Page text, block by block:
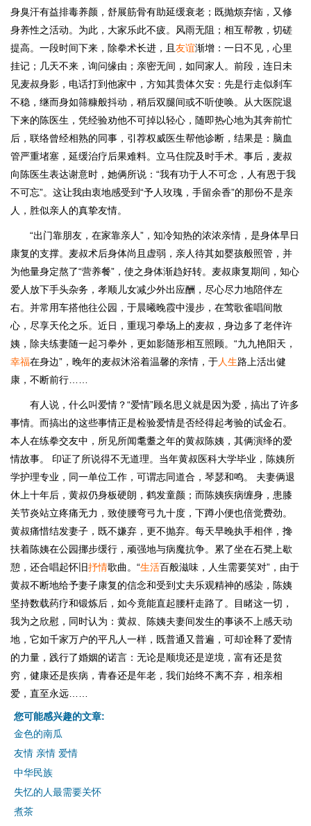
身臭汗有益排毒养颜，舒展筋骨有助延缓衰老；既抛烦弃恼，又修
身养性之活动。为此，大家乐此不疲。风雨无阻；相互帮教，切磋
提高。一段时间下来，除拳术长进，且 友谊渐增：一日不见，心里
挂记；几天不来，询问缘由；亲密无间，如同家人。前段，连日未
见麦叔身影，电话打到他家中，方知其贵体欠安：先是行走似刹车
不稳，继而身如筛糠般抖动，稍后双腿间或不听使唤。从大医院退
下来的陈医生，凭经验劝他不可掉以轻心，随即热心地为其奔前忙
后，联络曾经相熟的同事，引荐权威医生帮他诊断，结果是：脑血
管严重堵塞，延缓治疗后果难料。立马住院及时手术。事后，麦叔
向陈医生表达谢意时，她俩所说：“我有功于人不可念，人有恩于我
不可忘”。这让我由衷地感受到“予人玫瑰，手留余香”的那份不是亲
人，胜似亲人的真挚友情。
“出门靠朋友，在家靠亲人”，知冷知热的浓浓亲情，是身体早日
康复的支撑。麦叔术后身体尚且虚弱，亲人待其如婴孩般照管，并
为他量身定熬了“营养餐”，使之身体渐趋好转。麦叔康复期间，知心
爱人放下手头杂务，孝顺儿女减少外出应酬，尽心尽力地陪伴左
右。并常用车搭他往公园，于晨曦晚霞中漫步，在莺歌雀唱间散
心，尽享天伦之乐。近日，重现习拳场上的麦叔，身边多了老伴许
姨，除夫练妻随一起习拳外，更如影随形相互照顾。“九九艳阳天，
幸福在身边”，晚年的麦叔沐浴着温馨的亲情，于人生路上活出健
康，不断前行……
有人说，什么叫爱情？“爱情”顾名思义就是因为爱，搞出了许多
事情。而搞出的这些事情正是检验爱情是否经得起考验的试金石。
本人在练拳交友中，所见所闻耄耋之年的黄叔陈姨，其俩演绎的爱
情故事。 印证了所说得不无道理。当年黄叔医科大学毕业，陈姨所
学护理专业，同一单位工作，可谓志同道合，琴瑟和鸣。 夫妻俩退
休上十年后，黄叔仍身板硬朗，鹤发童颜；而陈姨疾病缠身，患膝
关节炎站立疼痛无力，致使腰弯弓九十度，下蹲小便也倍觉费劲。
黄叔痛惜结发妻子，既不嫌弃，更不抛弃。每天早晚执手相伴，搀
扶着陈姨在公园挪步缓行，顽强地与病魔抗争。累了坐在石凳上歇
憩，还合唱起怀旧抒情歌曲。“生活百般滋味，人生需要笑对”，由于
黄叔不断地给予妻子康复的信念和受到丈夫乐观精神的感染，陈姨
坚持数载药疗和锻炼后，如今竟能直起腰杆走路了。目睹这一切，
我为之欣慰，同时认为：黄叔、陈姨夫妻间发生的事谈不上感天动
地，它如千家万户的平凡人一样，既普通又普遍，可却诠释了爱情
的力量，践行了婚姻的诺言：无论是顺境还是逆境，富有还是贫
穷，健康还是疾病，青春还是年老，我们始终不离不弃，相亲相
爱，直至永远……
您可能感兴趣的文章:
金色的南瓜
友情 亲情 爱情
中华民族
失忆的人最需要关怀
煮茶